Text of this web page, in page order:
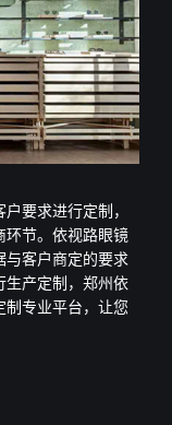
要求进行定制，
环节。依视路眼镜
与客户商定的要求
生产定制，郑州依
制专业平台，让您